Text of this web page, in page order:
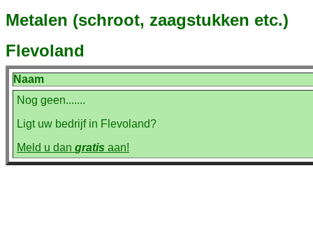
Metalen (schroot, zaagstukken etc.)
Flevoland
Naam
Nog geen.......
Ligt uw bedrijf in Flevoland?
Meld u dan gratis aan!